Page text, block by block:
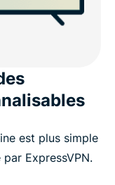
est plus simple
ExpressVPN.